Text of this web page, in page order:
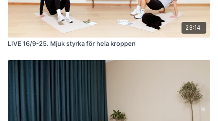
23:14
LIVE 16/9-25. Mjuk styrka för hela kroppen